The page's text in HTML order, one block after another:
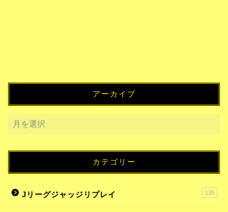
アーカイブ
カテゴリー
Jリーグジャッジリプレイ 130